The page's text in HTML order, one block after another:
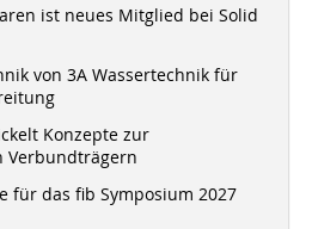
ist neues Mitglied bei Solid
von 3A Wassertechnik für
Konzepte zur
Verbundträgern
für das fib Symposium 2027